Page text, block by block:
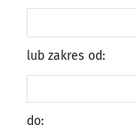
lub zakres od:
do: